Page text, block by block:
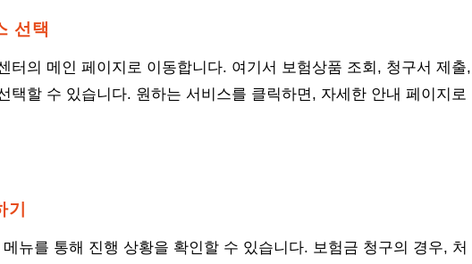
선택
터의 메인 페이지로 이동합니다. 여기서 보험상품 조회, 청구서 제출,
택할 수 있습니다. 원하는 서비스를 클릭하면, 자세한 안내 페이지로
메뉴를 통해 진행 상황을 확인할 수 있습니다. 보험금 청구의 경우, 처